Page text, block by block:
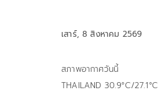
เสาร์, 8 สิงหาคม 2569
สภาพอากาศวันนี้
THAILAND 30.9°C/27.1°C